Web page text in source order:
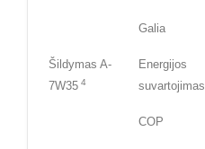
Šildymas A-
7W35 4
Galia
Energijos
suvartojimas
COP